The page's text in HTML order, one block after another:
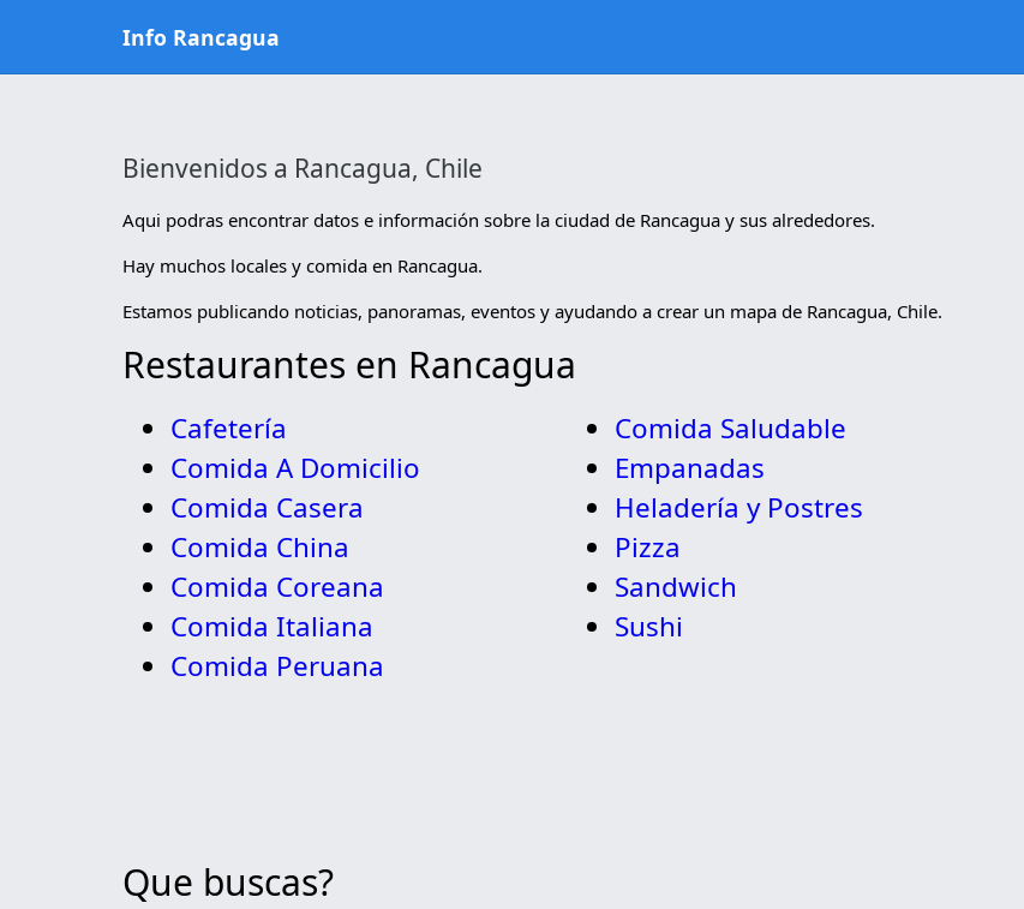
Info Rancagua
Bienvenidos a Rancagua, Chile
Aqui podras encontrar datos e información sobre la ciudad de Rancagua y sus alrededores.
Hay muchos locales y comida en Rancagua.
Estamos publicando noticias, panoramas, eventos y ayudando a crear un mapa de Rancagua, Chile.
Restaurantes en Rancagua
Cafetería
Comida A Domicilio
Comida Casera
Comida China
Comida Coreana
Comida Italiana
Comida Peruana
Comida Saludable
Empanadas
Heladería y Postres
Pizza
Sandwich
Sushi
Que buscas?